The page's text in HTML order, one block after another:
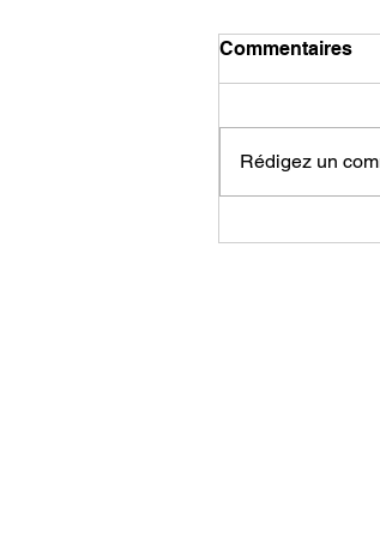
Commentaires
Rédigez un